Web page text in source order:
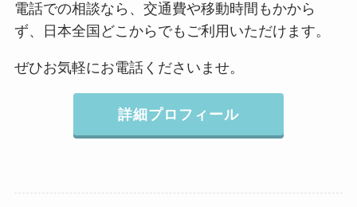
電話での相談なら、交通費や移動時間もかから
ず、日本全国どこからでもご利用いただけます。
ぜひお気軽にお電話くださいませ。
詳細プロフィール